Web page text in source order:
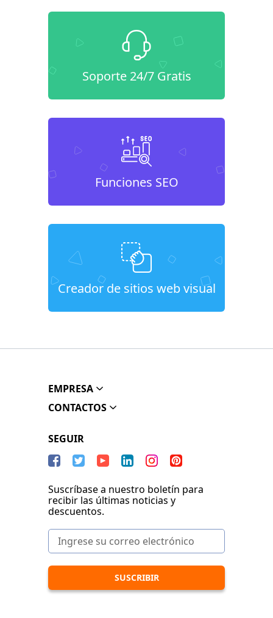
Soporte 24/7 Gratis
Funciones SEO
Creador de sitios web visual
EMPRESA
CONTACTOS
SEGUIR
Suscríbase a nuestro boletín para
recibir las últimas noticias y
descuentos.